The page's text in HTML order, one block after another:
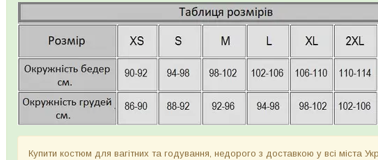
Купити костюм для вагітних та годування, недорого з доставкою у всі міста